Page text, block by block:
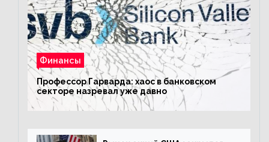
Финансы
Профессор Гарварда: хаос в банковском
секторе назревал уже давно